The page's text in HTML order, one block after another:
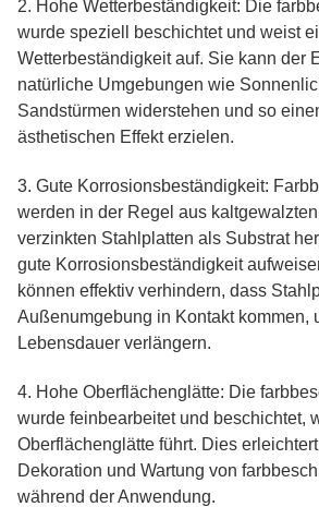
2. Hohe Wetterbeständigkeit: Die
wurde speziell beschichtet und weist
Wetterbeständigkeit auf. Sie kann der
natürliche Umgebungen wie
Sandstürmen widerstehen und so
ästhetischen Effekt erzielen.
3. Gute Korrosionsbeständigkeit:
werden in der Regel aus
verzinkten Stahlplatten als Substrat
gute Korrosionsbeständigkeit
können effektiv verhindern, dass
Außenumgebung in Kontakt kommen,
Lebensdauer verlängern.
4. Hohe Oberflächenglätte: Die
wurde feinbearbeitet und beschichtet,
Oberflächenglätte führt. Dies
Dekoration und Wartung von
während der Anwendung.